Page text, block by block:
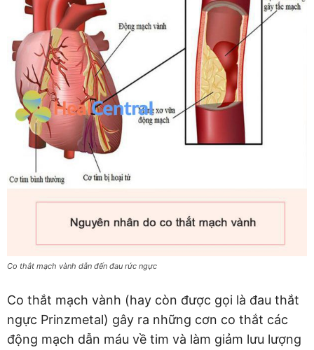
Co thắt mạch vành dẫn đến đau rức ngực
Co thắt mạch vành (hay còn được gọi là đau thắt
ngực Prinzmetal) gây ra những cơn co thắt các
động mạch dẫn máu về tim và làm giảm lưu lượng